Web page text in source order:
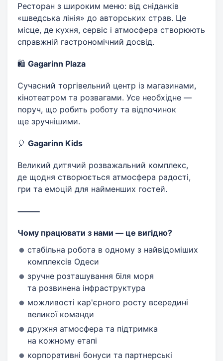
Ресторан з широким меню: від сніданків
«шведська лінія» до авторських страв. Це
місце, де кухня, сервіс і атмосфера створюють
справжній гастрономічний досвід.
🛍 Gagarinn Plaza
Сучасний торгівельний центр із магазинами,
кінотеатром та розвагами. Усе необхідне —
поруч, що робить роботу та відпочинок
ще зручнішими.
🎈 Gagarinn Kids
Великий дитячий розважальний комплекс,
де щодня створюється атмосфера радості,
гри та емоцій для найменших гостей.
⸻
Чому працювати з нами — це вигідно?
стабільна робота в одному з найвідоміших
комплексів Одеси
зручне розташування біля моря
та розвинена інфраструктура
можливості кар'єрного росту всередині
великої команди
дружня атмосфера та підтримка
на кожному етапі
корпоративні бонуси та партнерські